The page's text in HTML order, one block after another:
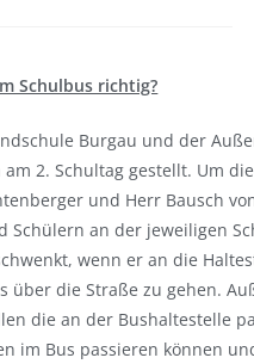
Schulbus richtig?
Burgau und der
2. Schultag gestellt. Um
und Herr Bausch
an der jeweiligen
wenn er an die
die Straße zu gehen.
die an der Bushaltestelle
im Bus passieren können